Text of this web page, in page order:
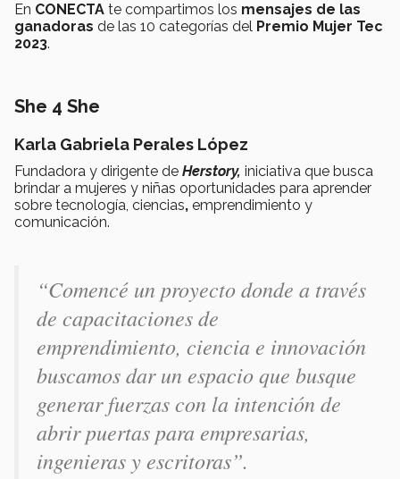
En CONECTA te compartimos los mensajes de las
ganadoras de las 10 categorías del Premio Mujer Tec
2023.
She 4 She
Karla Gabriela Perales López
Fundadora y dirigente de Herstory, iniciativa que busca
brindar a mujeres y niñas oportunidades para aprender
sobre tecnología, ciencias, emprendimiento y
comunicación.
“Comencé un proyecto donde a través
de capacitaciones de
emprendimiento, ciencia e innovación
buscamos dar un espacio que busque
generar fuerzas con la intención de
abrir puertas para empresarias,
ingenieras y escritoras”.